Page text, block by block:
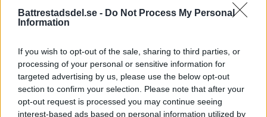
Battrestadsdel.se - Do Not Process My Personal
Information
If you wish to opt-out of the sale, sharing to third parties, or
processing of your personal or sensitive information for
targeted advertising by us, please use the below opt-out
section to confirm your selection. Please note that after your
opt-out request is processed you may continue seeing
interest-based ads based on personal information utilized by
SM-guld i Ponnyallsvenskan
till Herrängen